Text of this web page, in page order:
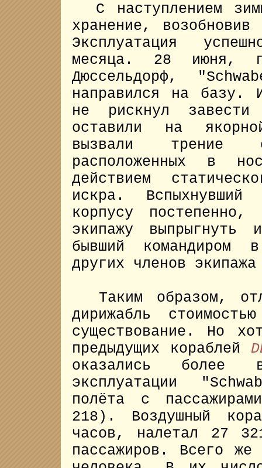
С наступлением
хранение,
Эксплуатация
месяца. 28 июня,
Дюссельдорф,
направился на базу.
не рискнул
оставили на
вызвали трение
расположенных в
действием
искра. Вспыхнувший
корпусу
экипажу
бывший
других членов
Таким образом,
дирижабль
существование. Но
предыдущих кораблей
оказались более
эксплуатации
полёта с
218). Воздушный
часов, налетал 27
пассажиров. Всего